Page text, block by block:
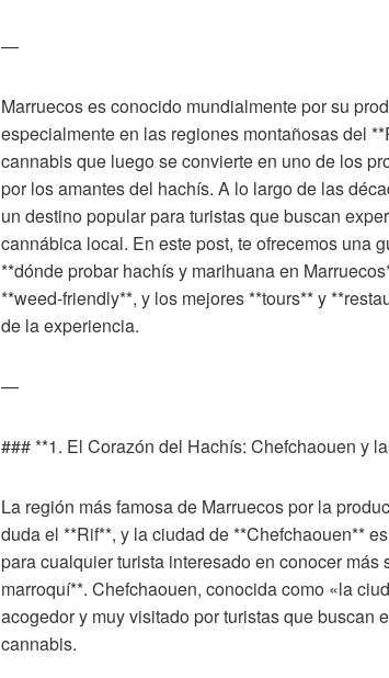
—
Marruecos es conocido mundialmente por su
especialmente en las regiones montañosas del
cannabis que luego se convierte en uno de los
por los amantes del hachís. A lo largo de las
un destino popular para turistas que buscan
cannábica local. En este post, te ofrecemos una
**dónde probar hachís y marihuana en
**weed-friendly**, y los mejores **tours** y
de la experiencia.
—
### **1. El Corazón del Hachís: Chefchaouen y
La región más famosa de Marruecos por la
duda el **Rif**, y la ciudad de **Chefchaouen**
para cualquier turista interesado en conocer más
marroquí**. Chefchaouen, conocida como «la
acogedor y muy visitado por turistas que buscan
cannabis.